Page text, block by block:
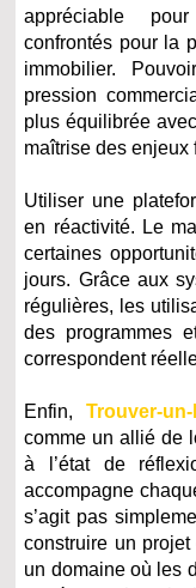
appréciable
confrontés pour la
immobilier.
pression
plus équilibrée
maîtrise des enjeux
Utiliser une
en réactivité. Le
certaines
jours. Grâce aux
régulières, les
des programmes
correspondent
Enfin,Trouver-
comme un allié de
à l’état de
accompagne
s’agit pas
construire un
un domaine où les